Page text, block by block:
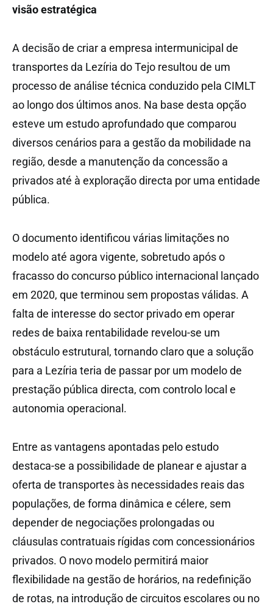
visão estratégica
A decisão de criar a empresa intermunicipal de
transportes da Lezíria do Tejo resultou de um
processo de análise técnica conduzido pela CIMLT
ao longo dos últimos anos. Na base desta opção
esteve um estudo aprofundado que comparou
diversos cenários para a gestão da mobilidade na
região, desde a manutenção da concessão a
privados até à exploração directa por uma entidade
pública.
O documento identificou várias limitações no
modelo até agora vigente, sobretudo após o
fracasso do concurso público internacional lançado
em 2020, que terminou sem propostas válidas. A
falta de interesse do sector privado em operar
redes de baixa rentabilidade revelou-se um
obstáculo estrutural, tornando claro que a solução
para a Lezíria teria de passar por um modelo de
prestação pública directa, com controlo local e
autonomia operacional.
Entre as vantagens apontadas pelo estudo
destaca-se a possibilidade de planear e ajustar a
oferta de transportes às necessidades reais das
populações, de forma dinâmica e célere, sem
depender de negociações prolongadas ou
cláusulas contratuais rígidas com concessionários
privados. O novo modelo permitirá maior
flexibilidade na gestão de horários, na redefinição
de rotas, na introdução de circuitos escolares ou no